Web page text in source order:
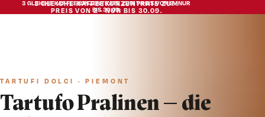
3 GLEICHE KAFFEEKONZENTRATE ZUM
PREIS VON 2 · NUR BIS 30.09.
3 GLEICHE KAFFEEKONZENTRATE ZUM PREIS VON 2 · NUR
BIS 30.09.
TARTUFI DOLCI · PIEMONT
Tartufo Pralinen — die